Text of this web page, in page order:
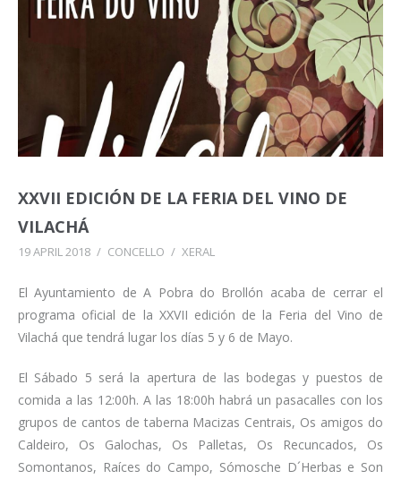
XXVII EDICIÓN DE LA FERIA DEL VINO DE
VILACHÁ
19 APRIL 2018 / CONCELLO / XERAL
El Ayuntamiento de A Pobra do Brollón acaba de cerrar el
programa oficial de la XXVII edición de la Feria del Vino de
Vilachá que tendrá lugar los días 5 y 6 de Mayo.
El Sábado 5 será la apertura de las bodegas y puestos de
comida a las 12:00h. A las 18:00h habrá un pasacalles con los
grupos de cantos de taberna Macizas Centrais, Os amigos do
Caldeiro, Os Galochas, Os Palletas, Os Recuncados, Os
Somontanos, Raíces do Campo, Sómosche D´Herbas e Son